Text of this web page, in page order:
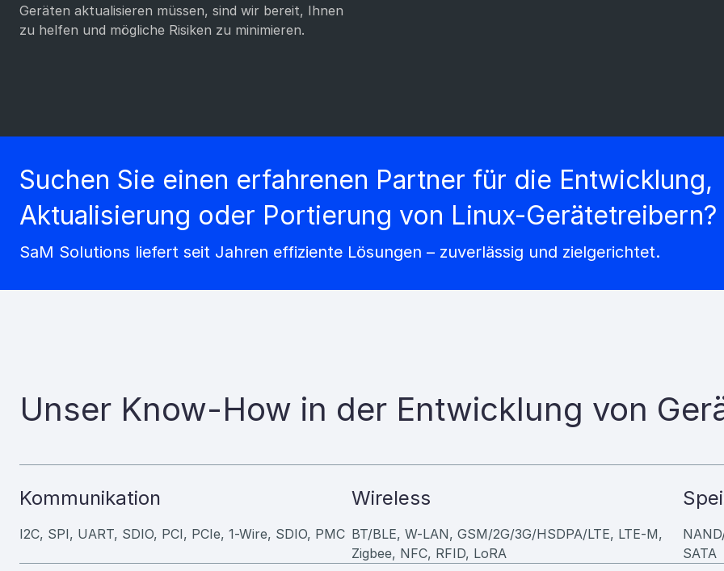
Geräten aktualisieren müssen, sind wir bereit, Ihnen
zu helfen und mögliche Risiken zu minimieren.
Suchen Sie einen erfahrenen Partner für die Entwicklung,
Aktualisierung oder Portierung von Linux-Gerätetreibern?
SaM Solutions liefert seit Jahren effiziente Lösungen – zuverlässig und zielgerichtet.
Unser Know-How in der Entwicklung von
Kommunikation
I2C, SPI, UART, SDIO, PCI, PCIe, 1-Wire, SDIO, PMC
Wireless
BT/BLE, W-LAN, GSM/2G/3G/HSDPA/LTE, LTE-M,
Zigbee, NFC, RFID, LoRA
SATA